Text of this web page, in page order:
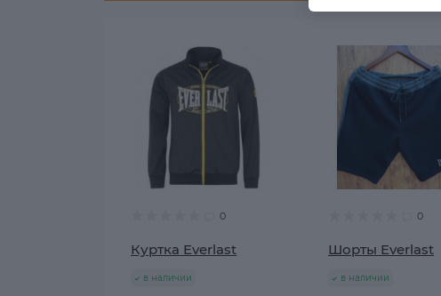
0
Куртка Everlast
в наличии
0
Шорты Everlast
в наличии